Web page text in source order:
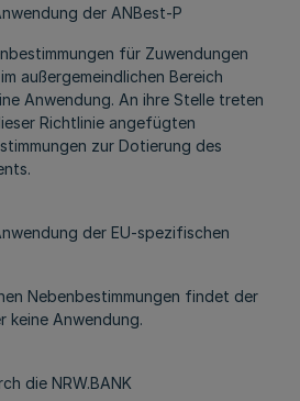
der ANBest-P
für Zuwendungen
außergemeindlichen Bereich
Anwendung. An ihre Stelle treten
Richtlinie angefügten
zur Dotierung des
der EU-spezifischen
Nebenbestimmungen findet der
keine Anwendung.
die NRW.BANK